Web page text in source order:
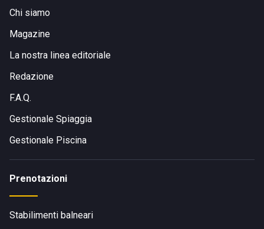
Chi siamo
Magazine
La nostra linea editoriale
Redazione
F.A.Q.
Gestionale Spiaggia
Gestionale Piscina
Prenotazioni
Stabilimenti balneari